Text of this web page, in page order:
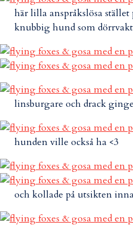
här lilla anspråkslösa
knubbig hund som
linsburgare och drack
hunden ville också ha <3
och kollade på utsikten